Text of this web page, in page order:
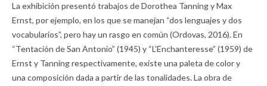
La exhibición presentó trabajos de Dorothea Tanning y Max
Ernst, por ejemplo, en los que se manejan “dos lenguajes y dos
vocabularios”, pero hay un rasgo en común (Ordovas, 2016). En
“Tentación de San Antonio” (1945) y “L’Enchanteresse” (1959) de
Ernst y Tanning respectivamente, existe una paleta de color y
una composición dada a partir de las tonalidades. La obra de